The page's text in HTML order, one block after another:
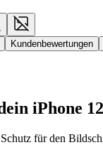
Kundenbewertungen
iPhone
für den